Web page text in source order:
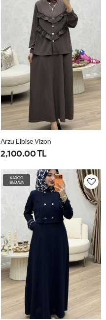
1-
4042
2-
4446
3-
4850
4-
5254
Arzu Elbise Vizon
2,100.00 TL
KARGO
BEDAVA